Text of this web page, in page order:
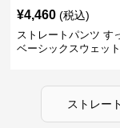
¥4,460 (税込)
ストレートパンツ す
ベーシックスウェッ
ストレー